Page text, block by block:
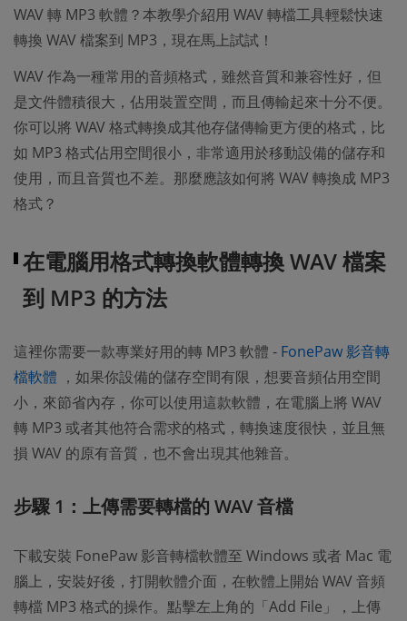
WAV 轉 MP3 軟體？本教學介紹用 WAV 轉檔工具輕鬆快速
轉換 WAV 檔案到 MP3，現在馬上試試！
WAV 作為一種常用的音頻格式，雖然音質和兼容性好，但
是文件體積很大，佔用裝置空間，而且傳輸起來十分不便。
你可以將 WAV 格式轉換成其他存儲傳輸更方便的格式，比
如 MP3 格式佔用空間很小，非常適用於移動設備的儲存和
使用，而且音質也不差。那麼應該如何將 WAV 轉換成 MP3
格式？
在電腦用格式轉換軟體轉換 WAV 檔案
到 MP3 的方法
這裡你需要一款專業好用的轉 MP3 軟體 - FonePaw 影音轉
檔軟體 (opens new window)
，如果你設備的儲存空間有限，想要音頻佔用空間
小，來節省內存，你可以使用這款軟體，在電腦上將 WAV
轉 MP3 或者其他符合需求的格式，轉換速度很快，並且無
損 WAV 的原有音質，也不會出現其他雜音。
步驟 1：上傳需要轉檔的 WAV 音檔
下載安裝 FonePaw 影音轉檔軟體至 Windows 或者 Mac 電
腦上，安裝好後，打開軟體介面，在軟體上開始 WAV 音頻
轉檔 MP3 格式的操作。點擊左上角的「Add File」，上傳